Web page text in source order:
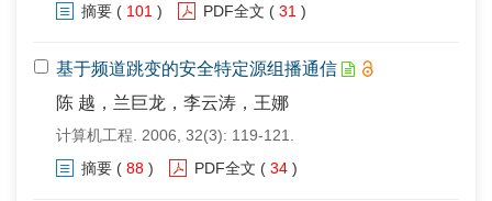
摘要 ( 101 ) PDF全文 ( 31 )
基于频道跳变的安全特定源组播通信
陈 越，兰巨龙，李云涛，王娜
计算机工程. 2006, 32(3): 119-121.
摘要 ( 88 ) PDF全文 ( 34 )